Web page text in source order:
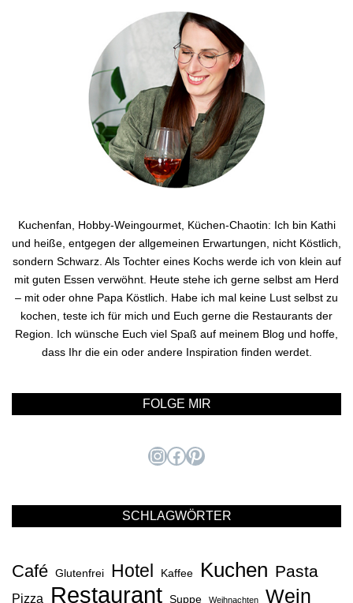
Kuchenfan, Hobby-Weingourmet, Küchen-Chaotin: Ich bin Kathi
und heiße, entgegen der allgemeinen Erwartungen, nicht Köstlich,
sondern Schwarz. Als Tochter eines Kochs werde ich von klein auf
mit guten Essen verwöhnt. Heute stehe ich gerne selbst am Herd
– mit oder ohne Papa Köstlich. Habe ich mal keine Lust selbst zu
kochen, teste ich für mich und Euch gerne die Restaurants der
Region. Ich wünsche Euch viel Spaß auf meinem Blog und hoffe,
dass Ihr die ein oder andere Inspiration finden werdet.
FOLGE MIR
Instagram
Facebook
Pinterest
SCHLAGWÖRTER
Café Glutenfrei Hotel Kaffee Kuchen Pasta
Pizza Restaurant Suppe Weihnachten Wein